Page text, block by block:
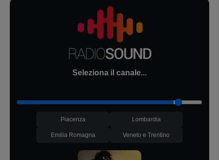
Seleziona il canale...
Piacenza Lombardia
Emilia Romagna Veneto e Trentino